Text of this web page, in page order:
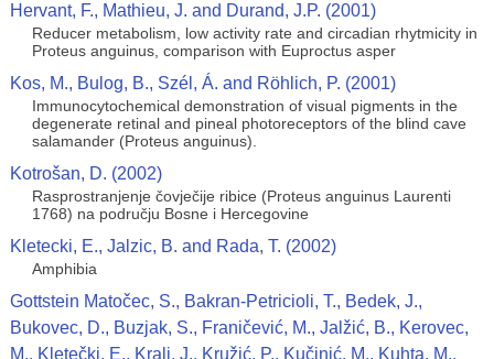
Hervant, F., Mathieu, J. and Durand, J.P. (2001)
Reducer metabolism, low activity rate and circadian rhytmicity in
Proteus anguinus, comparison with Euproctus asper
Kos, M., Bulog, B., Szél, Á. and Röhlich, P. (2001)
Immunocytochemical demonstration of visual pigments in the
degenerate retinal and pineal photoreceptors of the blind cave
salamander (Proteus anguinus).
Kotrošan, D. (2002)
Rasprostranjenje čovječije ribice (Proteus anguinus Laurenti
1768) na području Bosne i Hercegovine
Kletecki, E., Jalzic, B. and Rada, T. (2002)
Amphibia
Gottstein Matočec, S., Bakran-Petricioli, T., Bedek, J.,
Bukovec, D., Buzjak, S., Franičević, M., Jalžić, B., Kerovec,
M., Kletečki, E., Kralj, J., Kružić, P., Kučinić, M., Kuhta, M.,